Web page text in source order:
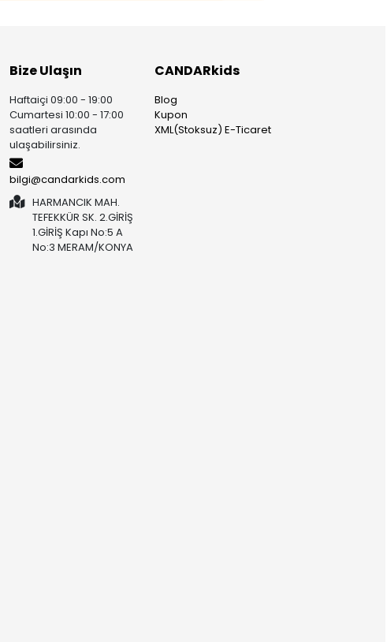
Bize Ulaşın
Haftaiçi 09:00 - 19:00
Cumartesi 10:00 - 17:00
saatleri arasında
ulaşabilirsiniz.
bilgi@candarkids.com
HARMANCIK MAH.
TEFEKKÜR SK. 2.GİRİŞ
1.GİRİŞ Kapı No:5 A
No:3 MERAM/KONYA
CANDARkids
Blog
Kupon
XML(Stoksuz) E-Ticaret